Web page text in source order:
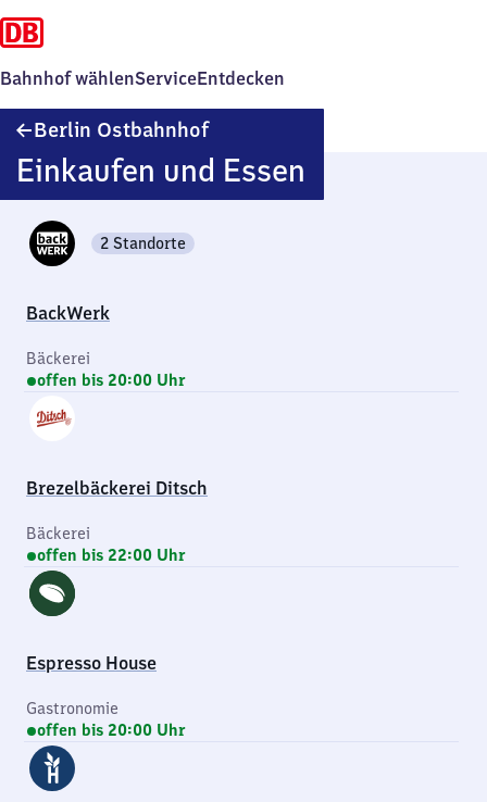
Bahnhof wählenServiceEntdecken
Berlin OstbahnhofBerlin
Einkaufen und Essen
BackWerk
2 Standorte
Bäckerei
offen bis 20:00 Uhr
Brezelbäckerei Ditsch
Bäckerei
offen bis 22:00 Uhr
Espresso House
Gastronomie
offen bis 20:00 Uhr